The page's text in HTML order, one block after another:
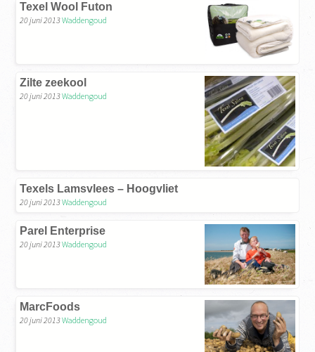
Texel Wool Futon
20 juni 2013Waddengoud
Zilte zeekool
20 juni 2013Waddengoud
Texels Lamsvlees – Hoogvliet
20 juni 2013Waddengoud
Parel Enterprise
20 juni 2013Waddengoud
MarcFoods
20 juni 2013Waddengoud